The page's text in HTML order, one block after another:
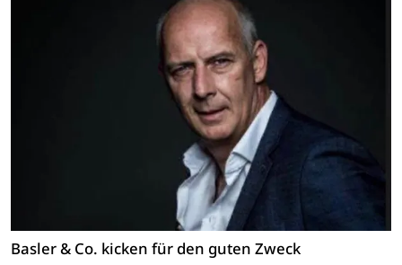
Basler & Co. kicken für den guten Zweck